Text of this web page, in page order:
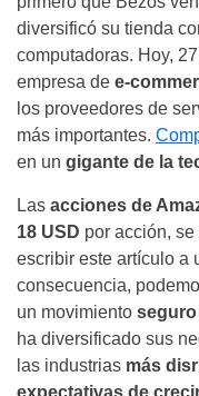
diversificó su tienda
computadoras. Hoy,
empresa de e-
los proveedores de
más importantes.
en un gigante de la
Las acciones de
18 USD por acción,
escribir este artículo a
consecuencia,
un movimiento seguro
ha diversificado sus
las industrias más
expectativas de